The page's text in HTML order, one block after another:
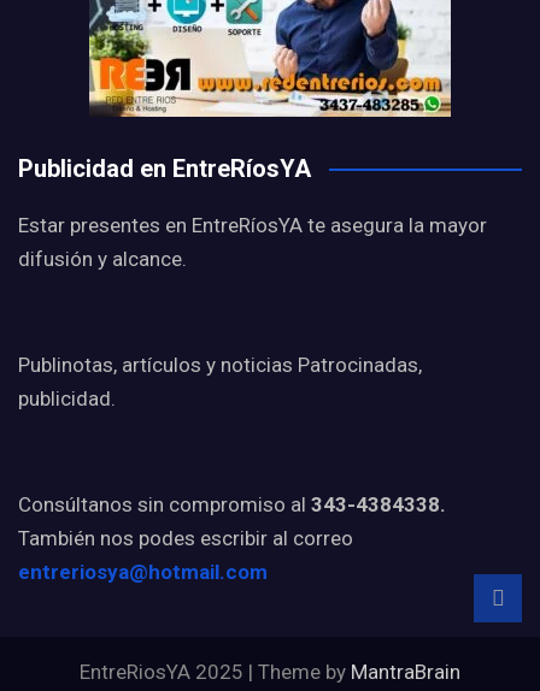
Publicidad en EntreRíosYA
Estar presentes en EntreRíosYA te asegura la mayor
difusión y alcance.
Publinotas, artículos y noticias Patrocinadas,
publicidad.
Consúltanos sin compromiso al 343-4384338.
También nos podes escribir al correo
entreriosya@hotmail.com
EntreRiosYA 2025 | Theme by MantraBrain